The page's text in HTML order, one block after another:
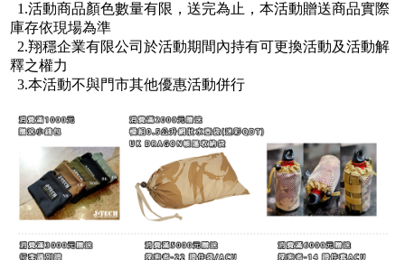
1.活動商品顏色數量有限，送完為止，本活動贈送商品實際
庫存依現場為準
2.翔穩企業有限公司於活動期間內持有可更換活動及活動解
釋之權力
3.本活動不與門市其他優惠活動併行